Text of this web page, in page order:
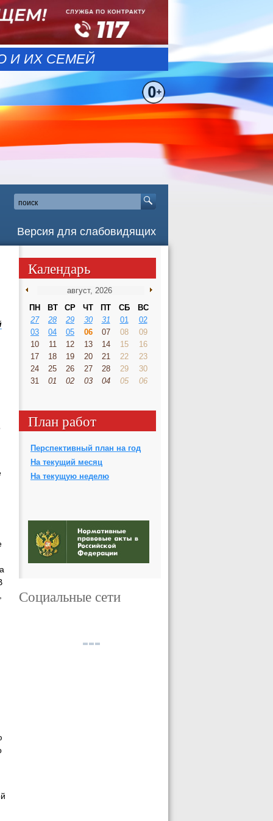
И ИХ СЕМЕЙ
Версия для слабовидящих
Календарь
ПН ВТ СР ЧТ ПТ СБ
ВС
27
28 29 30 31 01
02
03
04 05 06 07 08
09
10
11 12 13 14 15
16
17
18 19 20 21 22
23
24
25 26 27 28 29
30
31
01 02 03 04 05 06
План работ
Перспективный план на год
На текущий месяц
На текущую неделю
Социальные сети